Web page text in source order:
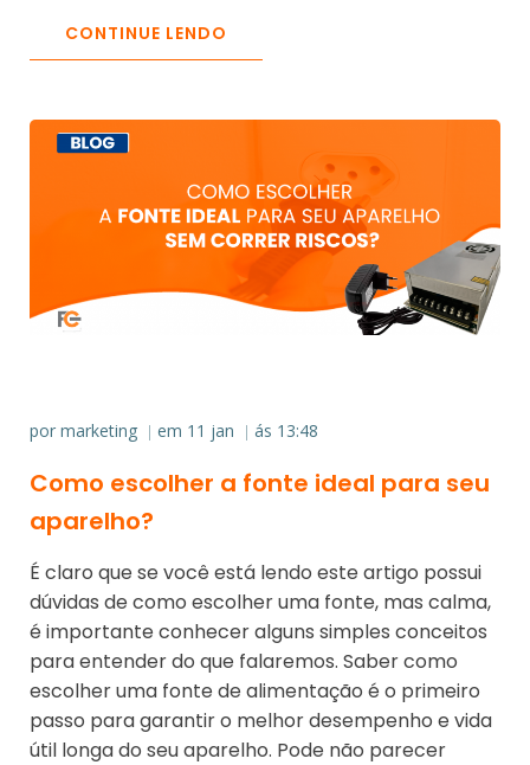
CONTINUE LENDO
por marketing | em 11 jan | ás 13:48
Como escolher a fonte ideal para seu
aparelho?
É claro que se você está lendo este artigo possui
dúvidas de como escolher uma fonte, mas calma,
é importante conhecer alguns simples conceitos
para entender do que falaremos. Saber como
escolher uma fonte de alimentação é o primeiro
passo para garantir o melhor desempenho e vida
útil longa do seu aparelho. Pode não parecer